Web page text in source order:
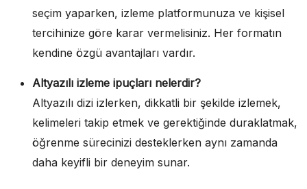
seçim yaparken, izleme platformunuza ve kişisel
tercihinize göre karar vermelisiniz. Her formatın
kendine özgü avantajları vardır.
Altyazılı izleme ipuçları nelerdir?
Altyazılı dizi izlerken, dikkatli bir şekilde izlemek,
kelimeleri takip etmek ve gerektiğinde duraklatmak,
öğrenme sürecinizi desteklerken aynı zamanda
daha keyifli bir deneyim sunar.